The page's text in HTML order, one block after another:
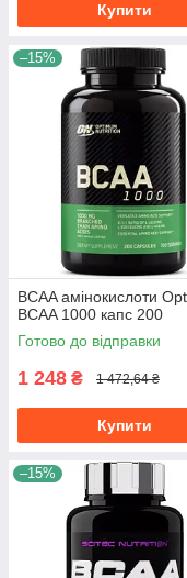
Купити
–15%
BCAA амінокислоти
BCAA 1000 капс 200
Готово до відправки
1 248 ₴ 1 472,64 ₴
Купити
–15%